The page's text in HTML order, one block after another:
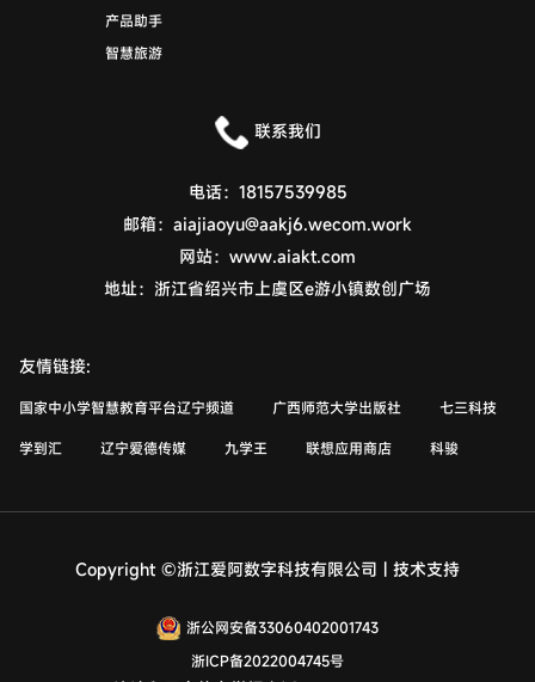
产品助手
智慧旅游
联系我们
电话： 18157539985
邮箱： aiajiaoyu@aakj6.wecom.work
网站： www.aiakt.com
地址： 浙江省绍兴市上虞区e游小镇数创广场
友情链接:
国家中小学智慧教育平台辽宁频道 广西师范大学出版社 七三科技
学到汇 辽宁爱德传媒 九学王 联想应用商店 科骏
Copyright ©浙江爱阿数字科技有限公司 | 技术支持
浙公网安备33060402001743
浙ICP备2022004745号